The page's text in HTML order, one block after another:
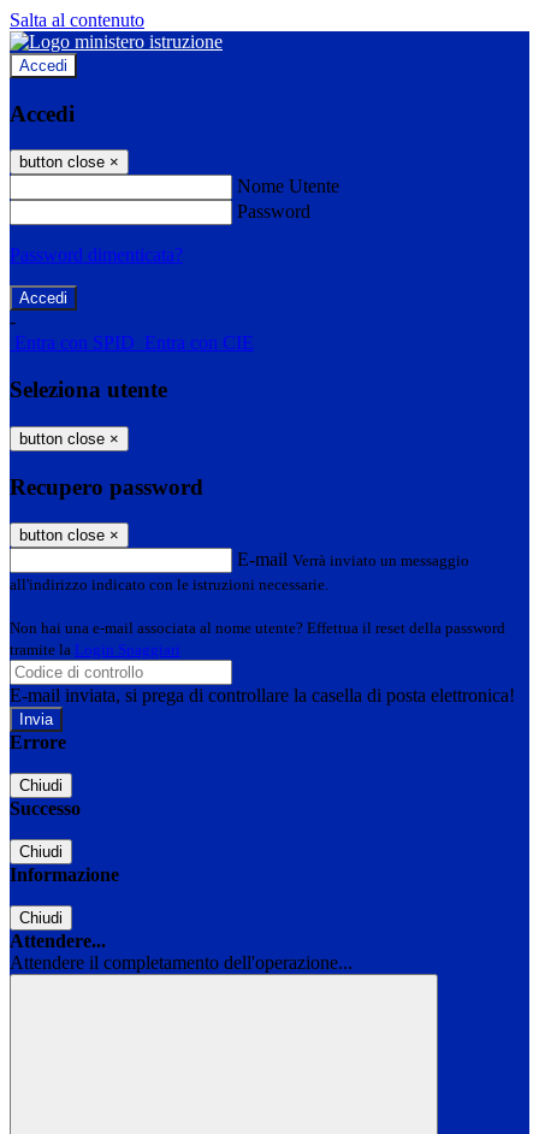
Salta al contenuto
Accedi
Accedi
button close ×
Nome Utente
Password
Password dimenticata?
-
Entra con SPID Entra con CIE
Seleziona utente
button close ×
Recupero password
button close ×
E-mail Verrà inviato un messaggio
all'indirizzo indicato con le istruzioni necessarie.
Non hai una e-mail associata al nome utente? Effettua il reset della password
tramite la Login Spaggiari
E-mail inviata, si prega di controllare la casella di posta elettronica!
Errore
Chiudi
Successo
Chiudi
Informazione
Chiudi
Attendere...
Attendere il completamento dell'operazione...